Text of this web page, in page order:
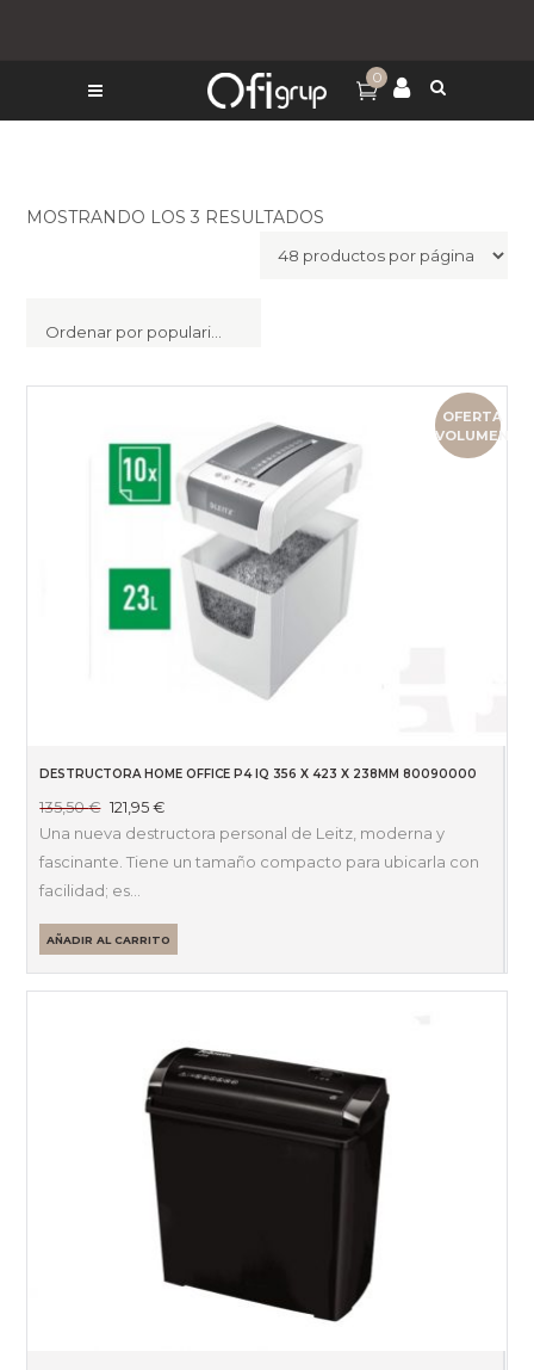
0
MOSTRANDO LOS 3 RESULTADOS
Ordenar por popularidad
OFERTA
VOLUMEN
DESTRUCTORA HOME OFFICE P4 IQ 356 X 423 X 238MM 80090000
135,50€ El
precio
era:
135,50 €.
121,95€El
precio
es:
Una nueva destructora personal de Leitz, moderna y
fascinante. Tiene un tamaño compacto para ubicarla con
facilidad; es…
AÑADIR AL CARRITO